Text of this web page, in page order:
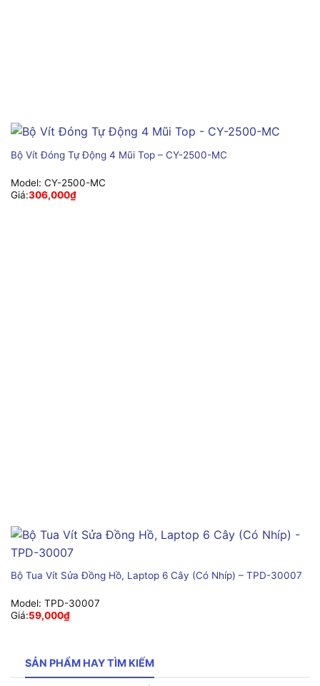
Bộ Vít Đóng Tự Động 4 Mũi Top – CY-2500-MC
Model: CY-2500-MC
Giá:306,000₫
Bộ Tua Vít Sửa Đồng Hồ, Laptop 6 Cây (Có Nhíp) – TPD-30007
Model: TPD-30007
Giá:59,000₫
SẢN PHẨM HAY TÌM KIẾM